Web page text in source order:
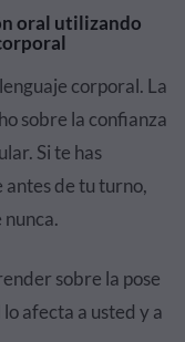
oral utilizando
corporal. La
sobre la confianza
Si te has
de tu turno,
sobre la pose
afecta a usted y a